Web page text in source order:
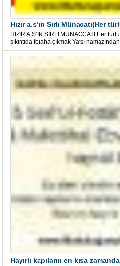
HIZIR A.S’IN SIRLI MÜNACCATI Her
sıkıntıda feraha çıkmak Yatsı